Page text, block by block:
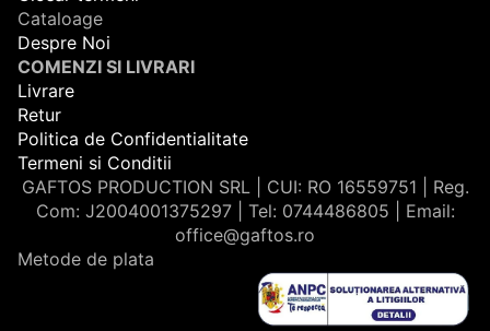
Cataloage
Despre Noi
COMENZI SI LIVRARI
Livrare
Retur
Politica de Confidentialitate
Termeni si Conditii
GAFTOS PRODUCTION SRL | CUI: RO 16559751 | Reg.
Com: J2004001375297 | Tel: 0744486805 | Email:
office@gaftos.ro
Metode de plata